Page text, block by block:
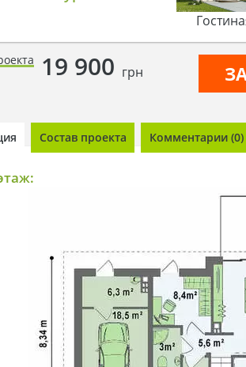
19 900 грн
Состав проекта Комментарии (0)